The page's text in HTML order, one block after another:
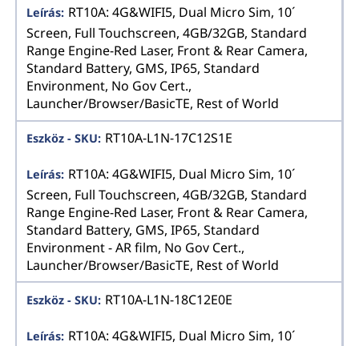
RT10A: 4G&WIFI5, Dual Micro Sim, 10´
Screen, Full Touchscreen, 4GB/32GB, Standard
Range Engine-Red Laser, Front & Rear Camera,
Standard Battery, GMS, IP65, Standard
Environment, No Gov Cert.,
Launcher/Browser/BasicTE, Rest of World
RT10A-L1N-17C12S1E
RT10A: 4G&WIFI5, Dual Micro Sim, 10´
Screen, Full Touchscreen, 4GB/32GB, Standard
Range Engine-Red Laser, Front & Rear Camera,
Standard Battery, GMS, IP65, Standard
Environment - AR film, No Gov Cert.,
Launcher/Browser/BasicTE, Rest of World
RT10A-L1N-18C12E0E
RT10A: 4G&WIFI5, Dual Micro Sim, 10´